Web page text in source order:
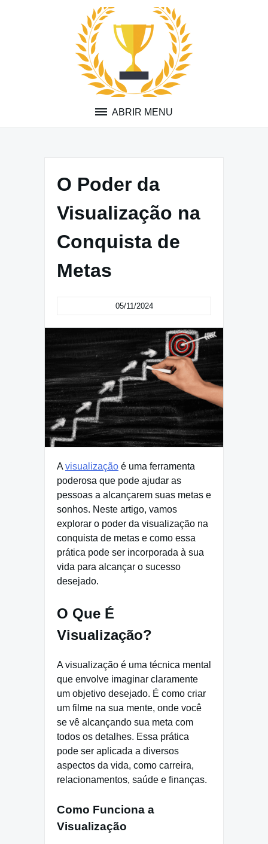
ABRIR MENU
O Poder da
Visualização na
Conquista de
Metas
05/11/2024
Avisualização é uma ferramenta
poderosa que pode ajudar as
pessoas a alcançarem suas metas e
sonhos. Neste artigo, vamos
explorar o poder da visualização na
conquista de metas e como essa
prática pode ser incorporada à sua
vida para alcançar o sucesso
desejado.
O Que É
Visualização?
A visualização é uma técnica mental
que envolve imaginar claramente
um objetivo desejado. É como criar
um filme na sua mente, onde você
se vê alcançando sua meta com
todos os detalhes. Essa prática
pode ser aplicada a diversos
aspectos da vida, como carreira,
relacionamentos, saúde e finanças.
Como Funciona a
Visualização